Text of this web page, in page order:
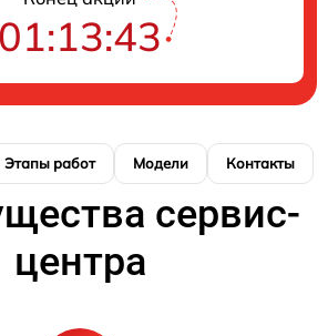
01:13:42
Этапы работ Модели Контакты
сервис-
центра